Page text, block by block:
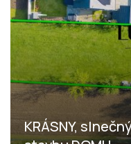
KRÁSNY,